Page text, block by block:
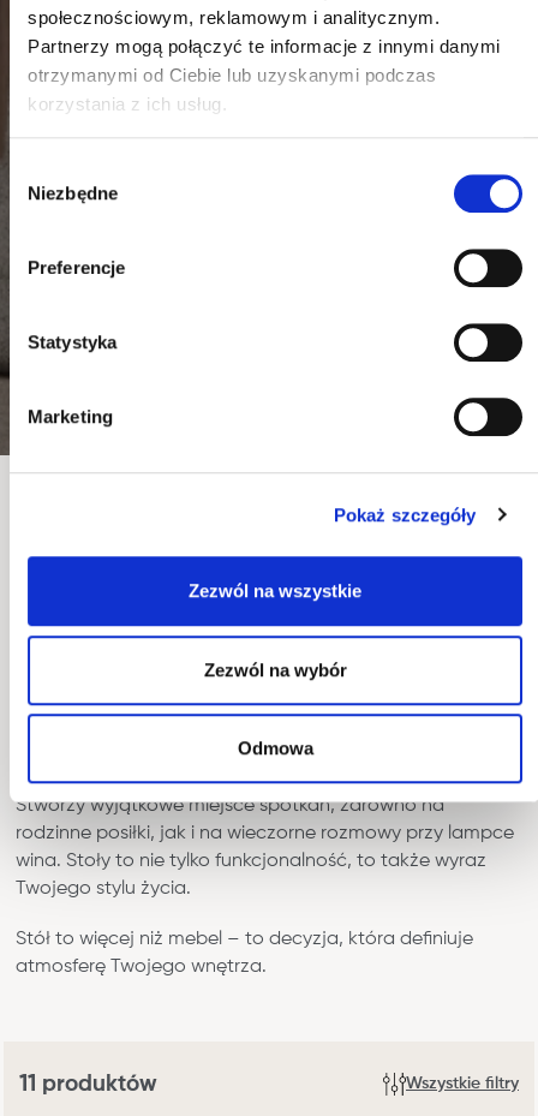
społecznościowym, reklamowym i analitycznym.
Partnerzy mogą połączyć te informacje z innymi danymi
otrzymanymi od Ciebie lub uzyskanymi podczas
korzystania z ich usług.
zgody
Niezbędne
Preferencje
Statystyka
Marketing
Pokaż szczegóły
Zezwól na wszystkie
Zezwól na wybór
Odmowa
Zapraszamy Cię do odkrycia światów możliwości z naszą
Niezależnie od tego, czy preferujesz nowoczesne linie czy
klasyczne detale, nasze stoły są stworzone z myślą o
Stół to nie tylko mebel do spożywania posiłków. To
Nasza kolekcja stołów do salonu oferuje bogactwo
wzorów, kształtów i materiałów, pozwalając Ci znaleźć
idealny stół, który podkreśli charakter Twojej przestrzeni.
Stworzy wyjątkowe miejsce spotkań, zarówno na
rodzinne posiłki, jak i na wieczorne rozmowy przy lampce
wina. Stoły to nie tylko funkcjonalność, to także wyraz
Twojego stylu życia.
Stół to więcej niż mebel – to decyzja, która definiuje
atmosferę Twojego wnętrza.
11 produktów Wszystkie filtry